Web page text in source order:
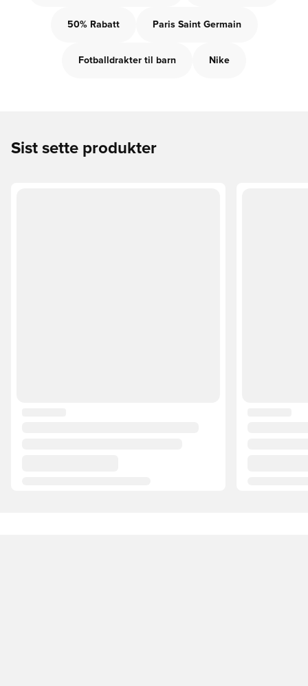
50% Rabatt Paris Saint Germain
Fotballdrakter til barn Nike
Sist sette produkter